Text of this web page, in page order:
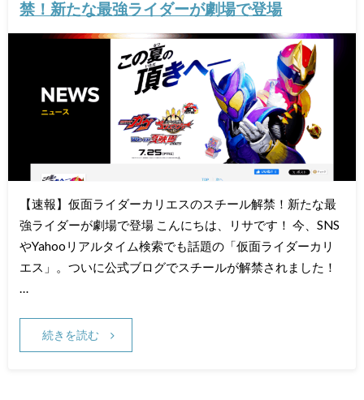
禁！新たな最強ライダーが劇場で登場
【速報】仮面ライダーカリエスのスチール解禁！新たな最
強ライダーが劇場で登場 こんにちは、リサです！ 今、SNS
やYahooリアルタイム検索でも話題の「仮面ライダーカリ
エス」。ついに公式ブログでスチールが解禁されました！
…
続きを読む